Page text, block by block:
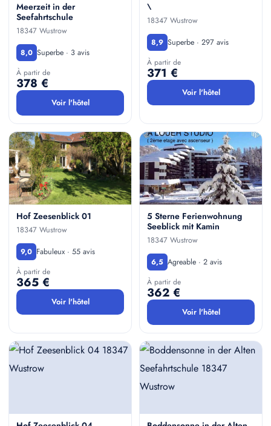
Meerzeit in der
Seefahrtschule
18347 Wustrow
8,0 Superbe · 3 avis
À partir de
378 €
Voir l'hôtel
\
18347 Wustrow
8,9 Superbe · 297 avis
À partir de
371 €
Voir l'hôtel
Hof Zeesenblick 01
18347 Wustrow
9,0 Fabuleux · 55 avis
À partir de
365 €
Voir l'hôtel
5 Sterne Ferienwohnung
Seeblick mit Kamin
18347 Wustrow
6,5 Agreable · 2 avis
À partir de
362 €
Voir l'hôtel